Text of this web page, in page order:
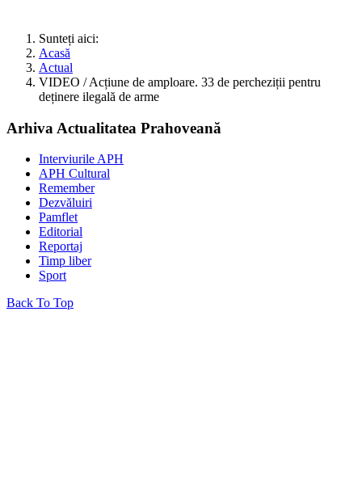
Sunteți aici:
Acasă
Actual
VIDEO / Acțiune de amploare. 33 de percheziții pentru
deținere ilegală de arme
Arhiva Actualitatea Prahoveană
Interviurile APH
APH Cultural
Remember
Dezvăluiri
Pamflet
Editorial
Reportaj
Timp liber
Sport
Back To Top